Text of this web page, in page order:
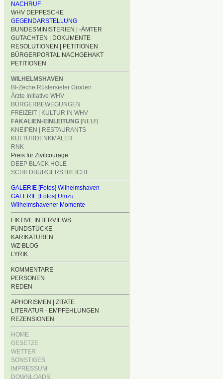
NACHRUF
WHV DEPPESCHE
GEGENDARSTELLUNG
BUNDESMINISTERIEN | -ÄMTER
GUTACHTEN | DOKUMENTE
RESOLUTIONEN | PETITIONEN
BÜRGERPORTAL NACHGEHAKT
PETITIONEN
WILHELMSHAVEN
BI-Zeche Rüstersieler Groden
Ärzte Initiative WHV
BÜRGERBEWEGUNGEN
FREIZEIT | KULTUR IN WHV
FÄKALIEN-EINLEITUNG [NEU!]
KNEIPEN | RESTAURANTS
KULTURDENKMÄLER
RNK
Preis für Zivilcourage
DEEP BLACK HOLE
SCHILDBÜRGERSTREICHE
GALERIE [Fotos] Wilhelmshaven
GALERIE [Fotos] Umzu
Wilhelmshavener Momente
FIKTIVE INTERVIEWS
FUNDSTÜCKE
KARIKATUREN
WZ-BLOG
LYRIK
KOMMENTARE
PERSONEN
REDEN
APHORISMEN | ZITATE
LITERATUR - EMPFEHLUNGEN
REZENSIONEN
HOME
GESETZE
WETTER
SONSTIGES
IMPRESSUM
DOWNLOADS